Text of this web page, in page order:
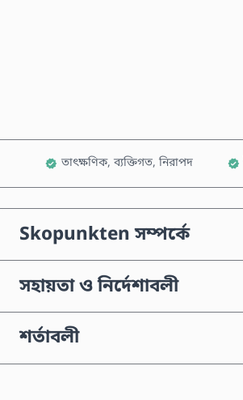
তাৎক্ষণিক, ব্যক্তিগত, নিরাপদ
Skopunkten সম্পর্কে
সহায়তা ও নির্দেশাবলী
শর্তাবলী